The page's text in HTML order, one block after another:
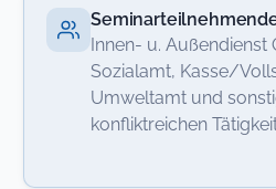
Innen- u. Außendienst
Sozialamt, Kasse/
Umweltamt und
konfliktreichen